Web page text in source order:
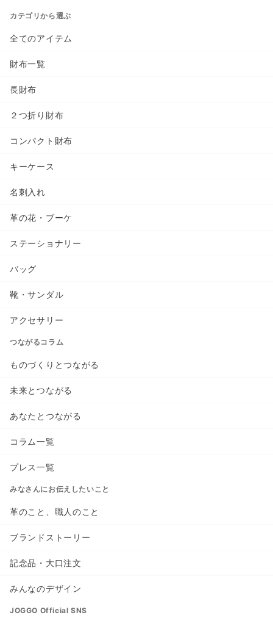
カテゴリから選ぶ
全てのアイテム
財布一覧
長財布
２つ折り財布
コンパクト財布
キーケース
名刺入れ
革の花・ブーケ
ステーショナリー
バッグ
靴・サンダル
アクセサリー
つながるコラム
ものづくりとつながる
未来とつながる
あなたとつながる
コラム一覧
プレス一覧
みなさんにお伝えしたいこと
革のこと、職人のこと
ブランドストーリー
記念品・大口注文
みんなのデザイン
JOGGO Official SNS